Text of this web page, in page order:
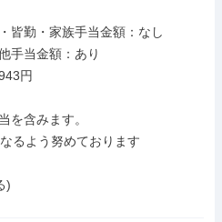
皆勤・家族手当金額：なし
手当金額：あり
円
を含みます。
るよう努めております
)